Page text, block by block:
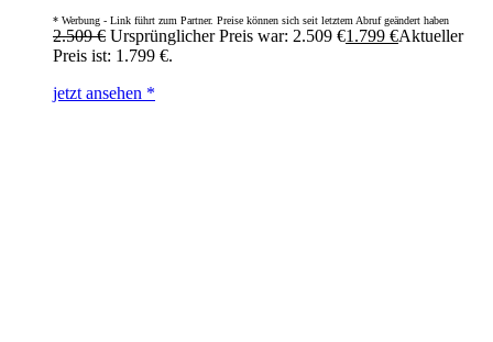
2.509€ Ursprünglicher Preis war: 2.509 €1.799 €Aktueller
Preis ist: 1.799 €.
jetzt ansehen *